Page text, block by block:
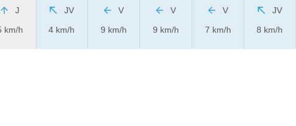
J
km/h
JV
4 km/h
V
9 km/h
V
9 km/h
V
7 km/h
JV
8 km/h